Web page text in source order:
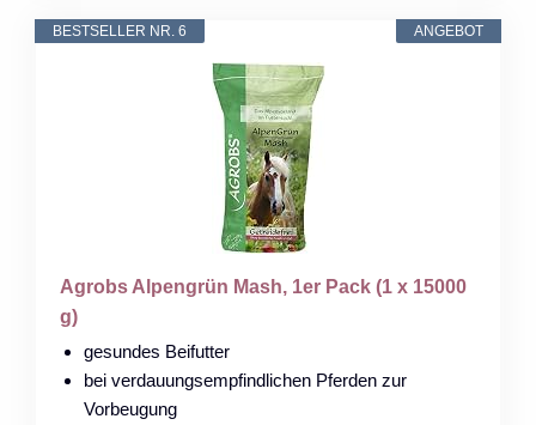
ANGEBOT
BESTSELLER NR. 6
Agrobs Alpengrün Mash, 1er Pack (1 x 15000
g)
gesundes Beifutter
bei verdauungsempfindlichen Pferden zur
Vorbeugung